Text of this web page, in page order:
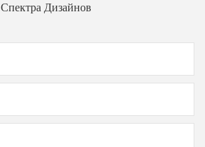
Спектра Дизайнов